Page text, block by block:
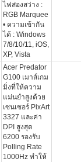
ไฟส่องสว่าง :
RGB Marquee
• ความเข้ากัน
ได้ : Windows
7/8/10/11, iOS,
XP, Vista
Acer Predator
G100 เมาส์เกม
มิ่งที่ให้ความ
แม่นยำสูงด้วย
เซนเซอร์ PixArt
3327 และค่า
DPI สูงสุด
6200 รองรับ
Polling Rate
1000Hz ทำให้